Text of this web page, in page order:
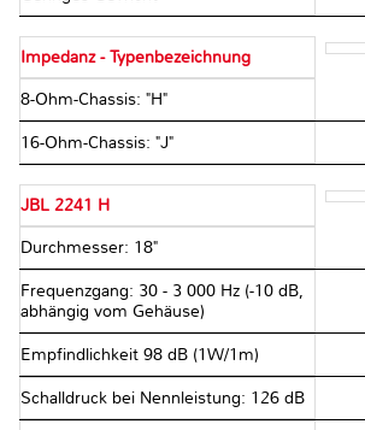
Impedanz - Typenbezeichnung
8-Ohm-Chassis: "H"
16-Ohm-Chassis: "J"
JBL 2241 H
Durchmesser: 18"
Frequenzgang: 30 - 3 000 Hz (-10 dB,
abhängig vom Gehäuse)
Empfindlichkeit 98 dB (1W/1m)
Schalldruck bei Nennleistung: 126 dB